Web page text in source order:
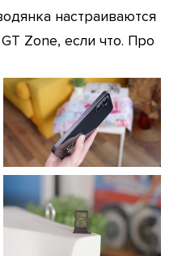
настраиваются
Zone, если что. Про